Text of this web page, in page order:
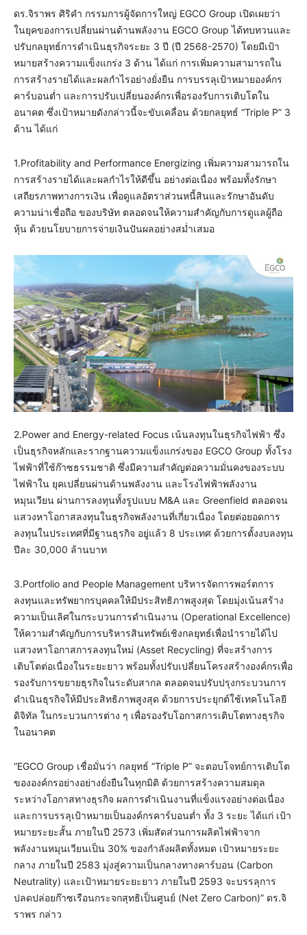
ดร.จิราพร ศิริคำ กรรมการผู้จัดการใหญ่ EGCO Group เปิดเผยว่า
ในยุคของการเปลี่ยนผ่านด้านพลังงาน EGCO Group ได้ทบทวนและ
ปรับกลยุทธ์การดำเนินธุรกิจระยะ 3 ปี (ปี 2568-2570) โดยมีเป้า
หมายสร้างความแข็งแกร่ง 3 ด้าน ได้แก่ การเพิ่มความสามารถใน
การสร้างรายได้และผลกำไรอย่างยั่งยืน การบรรลุเป้าหมายองค์กร
คาร์บอนต่ำ และการปรับเปลี่ยนองค์กรเพื่อรองรับการเติบโตใน
อนาคต ซึ่งเป้าหมายดังกล่าวนี้จะขับเคลื่อน ด้วยกลยุทธ์ “Triple P” 3
ด้าน ได้แก่
1.Profitability and Performance Energizing เพิ่มความสามารถใน
การสร้างรายได้และผลกำไรให้ดีขึ้น อย่างต่อเนื่อง พร้อมทั้งรักษา
เสถียรภาพทางการเงิน เพื่อดูแลอัตราส่วนหนี้สินและรักษาอันดับ
ความน่าเชื่อถือ ของบริษัท ตลอดจนให้ความสำคัญกับการดูแลผู้ถือ
หุ้น ด้วยนโยบายการจ่ายเงินปันผลอย่างสม่ำเสมอ
2.Power and Energy-related Focus เน้นลงทุนในธุรกิจไฟฟ้า ซึ่ง
เป็นธุรกิจหลักและรากฐานความแข็งแกร่งของ EGCO Group ทั้งโรง
ไฟฟ้าที่ใช้ก๊าซธรรมชาติ ซึ่งมีความสำคัญต่อความมั่นคงของระบบ
ไฟฟ้าใน ยุคเปลี่ยนผ่านด้านพลังงาน และโรงไฟฟ้าพลังงาน
หมุนเวียน ผ่านการลงทุนทั้งรูปแบบ M&A และ Greenfield ตลอดจน
แสวงหาโอกาสลงทุนในธุรกิจพลังงานที่เกี่ยวเนื่อง โดยต่อยอดการ
ลงทุนในประเทศที่มีฐานธุรกิจ อยู่แล้ว 8 ประเทศ ด้วยการตั้งงบลงทุน
ปีละ 30,000 ล้านบาท
3.Portfolio and People Management บริหารจัดการพอร์ตการ
ลงทุนและทรัพยากรบุคคลให้มีประสิทธิภาพสูงสุด โดยมุ่งเน้นสร้าง
ความเป็นเลิศในกระบวนการดำเนินงาน (Operational Excellence)
ให้ความสำคัญกับการบริหารสินทรัพย์เชิงกลยุทธ์เพื่อนำรายได้ไป
แสวงหาโอกาสการลงทุนใหม่ (Asset Recycling) ที่จะสร้างการ
เติบโตต่อเนื่องในระยะยาว พร้อมทั้งปรับเปลี่ยนโครงสร้างองค์กรเพื่อ
รองรับการขยายธุรกิจในระดับสากล ตลอดจนปรับปรุงกระบวนการ
ดำเนินธุรกิจให้มีประสิทธิภาพสูงสุด ด้วยการประยุกต์ใช้เทคโนโลยี
ดิจิทัล ในกระบวนการต่าง ๆ เพื่อรองรับโอกาสการเติบโตทางธุรกิจ
ในอนาคต
“EGCO Group เชื่อมั่นว่า กลยุทธ์ “Triple P” จะตอบโจทย์การเติบโต
ขององค์กรอย่างอย่างยั่งยืนในทุกมิติ ด้วยการสร้างความสมดุล
ระหว่างโอกาสทางธุรกิจ ผลการดำเนินงานที่แข็งแรงอย่างต่อเนื่อง
และการบรรลุเป้าหมายเป็นองค์กรคาร์บอนต่ำ ทั้ง 3 ระยะ ได้แก่ เป้า
หมายระยะสั้น ภายในปี 2573 เพิ่มสัดส่วนการผลิตไฟฟ้าจาก
พลังงานหมุนเวียนเป็น 30% ของกำลังผลิตทั้งหมด เป้าหมายระยะ
กลาง ภายในปี 2583 มุ่งสู่ความเป็นกลางทางคาร์บอน (Carbon
Neutrality) และเป้าหมายระยะยาว ภายในปี 2593 จะบรรลุการ
ปลดปล่อยก๊าซเรือนกระจกสุทธิเป็นศูนย์ (Net Zero Carbon)” ดร.จิ
ราพร กล่าว